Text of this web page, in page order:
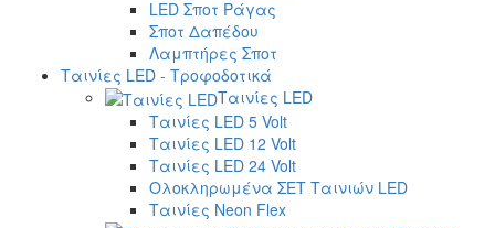
LED Σποτ Ράγας
Σποτ Δαπέδου
Λαμπτήρες Σποτ
Ταινίες LED - Τροφοδοτικά
Ταινίες LED
Ταινίες LED 5 Volt
Ταινίες LED 12 Volt
Ταινίες LED 24 Volt
Ολοκληρωμένα ΣΕΤ Ταινιών LED
Ταινίες Neon Flex